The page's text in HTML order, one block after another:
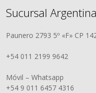
Sucursal Argentina
Paunero 2793 5º «F» CP
+54 011 2199 9642
Móvil – Whatsapp
+54 9 011 6457 4316